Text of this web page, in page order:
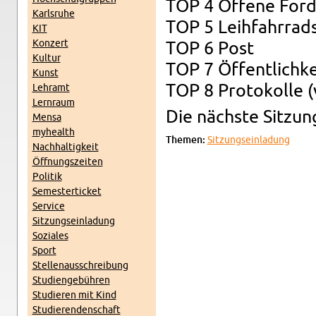
Karls­ru­he
KIT
Kon­zert
Kul­tur
Kunst
Lehr­amt
Lern­raum
Mensa
myhe­alth
Nach­hal­tig­keit
Öff­nungs­zei­ten
Po­li­tik
Se­mes­ter­ti­cket
Ser­vice
Sit­zungs­ein­la­dung
So­zia­les
Sport
Stel­len­aus­schrei­bung
Stu­di­en­ge­büh­ren
Stu­die­ren mit Kind
Stu­die­ren­den­schaft
TOP 4 Of­fe­ne
TOP 5
TOP 6 Post
TOP 7
TOP 8 Pro­to­kol­le
Die nächs­te
The­men: Sit­zungs­ein­la­dung